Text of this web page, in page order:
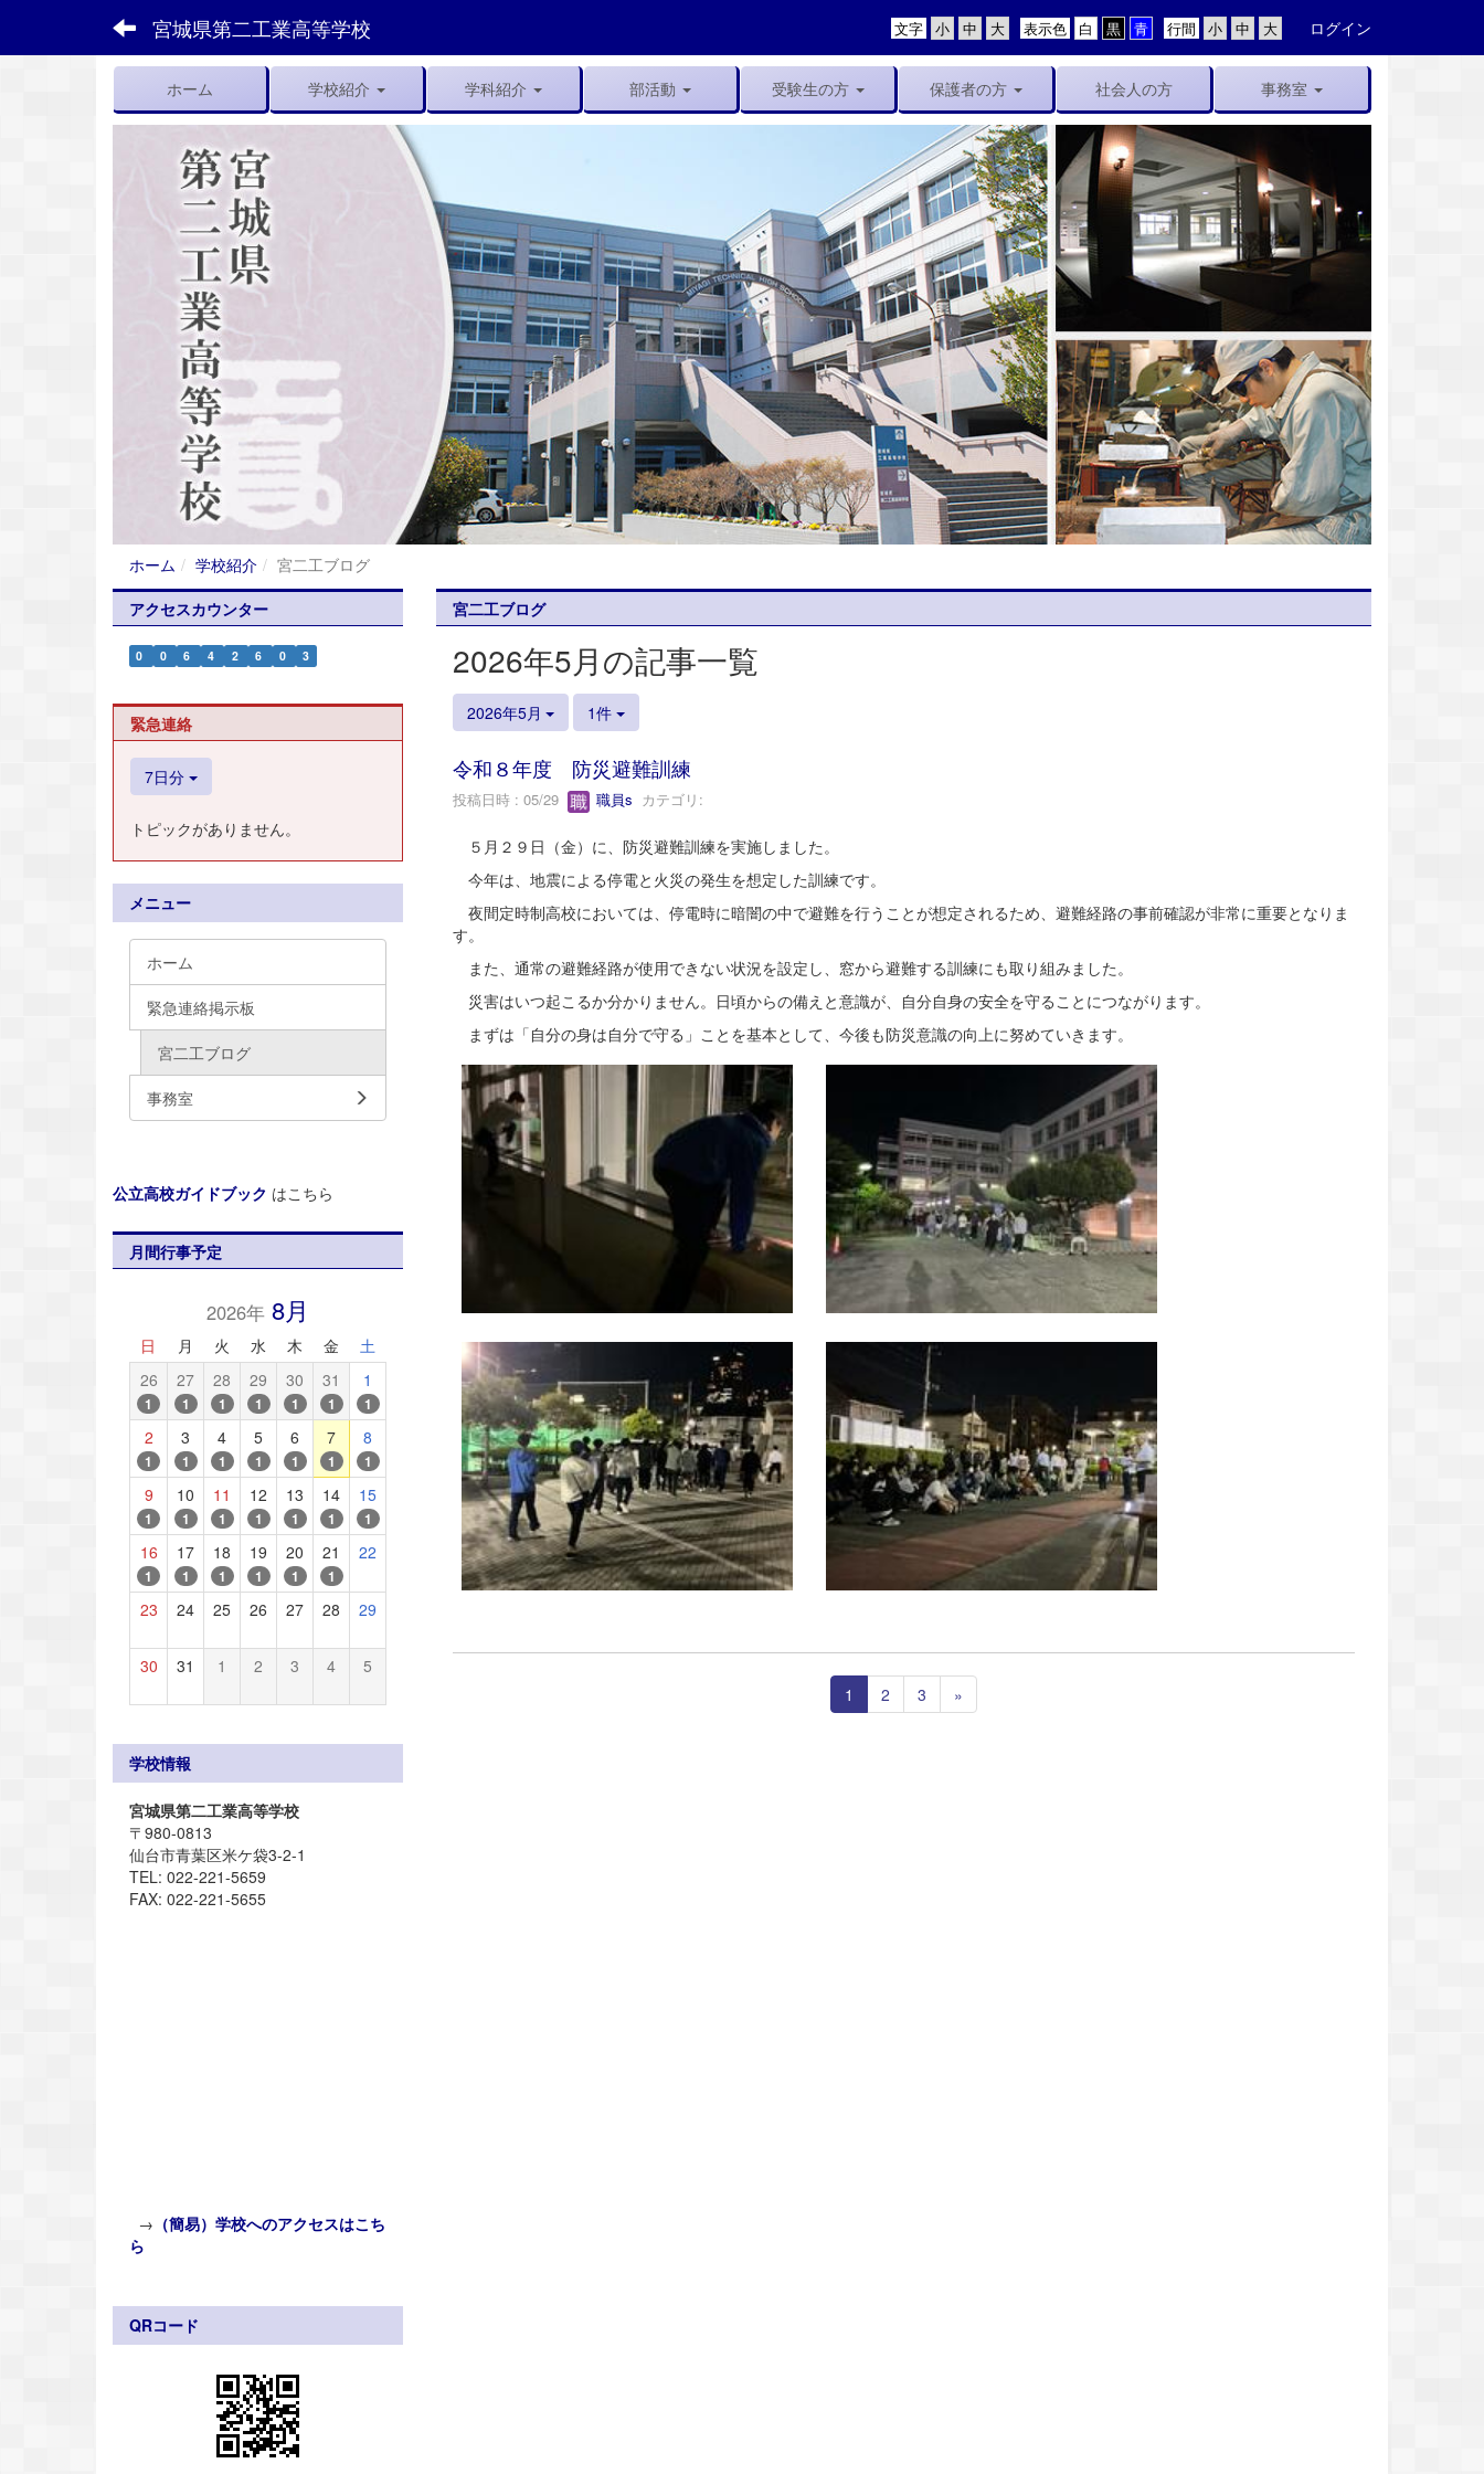
宮城県第二工業高等学校 行間
表示色
文字 ログイン
ホーム 学校紹介 学科紹介 部活動 受験生の方 保護者の方 社会人の方 事務室
ホーム 学校紹介
宮二工ブログ
宮二工ブログ
2026年5月の記事一覧
2026年5月 1件
令和８年度 防災避難訓練
投稿日時 : 05/29 職員s カテゴリ:
５月２９日（金）に、防災避難訓練を実施しました。
今年は、地震による停電と火災の発生を想定した訓練です。
夜間定時制高校においては、停電時に暗闇の中で避難を行うことが想定されるため、避難経路の事前確認が非常に重要となりま
す。
また、通常の避難経路が使用できない状況を設定し、窓から避難する訓練にも取り組みました。
災害はいつ起こるか分かりません。日頃からの備えと意識が、自分自身の安全を守ることにつながります。
まずは「自分の身は自分で守る」ことを基本として、今後も防災意識の向上に努めていきます。
1 2 3 »
アクセスカウンター
0 0 6 4 2 6 0 3
緊急連絡
7日分
トピックがありません。
メニュー
ホーム
緊急連絡掲示板
宮二工ブログ
事務室
公立高校ガイドブック はこちら
月間行事予定
2026年8月
日 月 火 水 木 金 土
26
1
27
1
28
1
29
1
30
1
31
1
1
1
2
1
3
1
4
1
5
1
6
1
7
1
8
1
9
1
10
1
11
1
12
1
13
1
14
1
15
1
16
1
17
1
18
1
19
1
20
1
21
1
22
23 24 25 26 27 28 29
30 31 1 2 3 4 5
学校情報
宮城県第二工業高等学校
〒980-0813
仙台市青葉区米ケ袋3-2-1
TEL: 022-221-5659
FAX: 022-221-5655
→ （簡易）学校へのアクセスはこち
ら
QRコード